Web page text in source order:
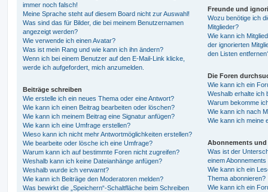
immer noch falsch!
Meine Sprache steht auf diesem Board nicht zur Auswahl!
Was sind das für Bilder, die bei meinem Benutzernamen
angezeigt werden?
Wie verwende ich einen Avatar?
Was ist mein Rang und wie kann ich ihn ändern?
Wenn ich bei einem Benutzer auf den E-Mail-Link klicke,
werde ich aufgefordert, mich anzumelden.
Beiträge schreiben
Wie erstelle ich ein neues Thema oder eine Antwort?
Wie kann ich einen Beitrag bearbeiten oder löschen?
Wie kann ich meinem Beitrag eine Signatur anfügen?
Wie kann ich eine Umfrage erstellen?
Wieso kann ich nicht mehr Antwortmöglichkeiten erstellen?
Wie bearbeite oder lösche ich eine Umfrage?
Warum kann ich auf bestimmte Foren nicht zugreifen?
Weshalb kann ich keine Dateianhänge anfügen?
Weshalb wurde ich verwarnt?
Wie kann ich Beiträge den Moderatoren melden?
Was bewirkt die „Speichern“-Schaltfläche beim Schreiben
Freunde und
Wozu benötige ich
Mitglieder?
Wie kann ich
der ignorierten
den Listen
Die Foren
Wie kann ich ein
Weshalb erhalte ich
Warum bekomme
Wie kann ich nach
Wie kann ich meine
Abonnements und
Was ist der
einem
Wie kann ich ein
Thema abonnieren?
Wie kann ich ein